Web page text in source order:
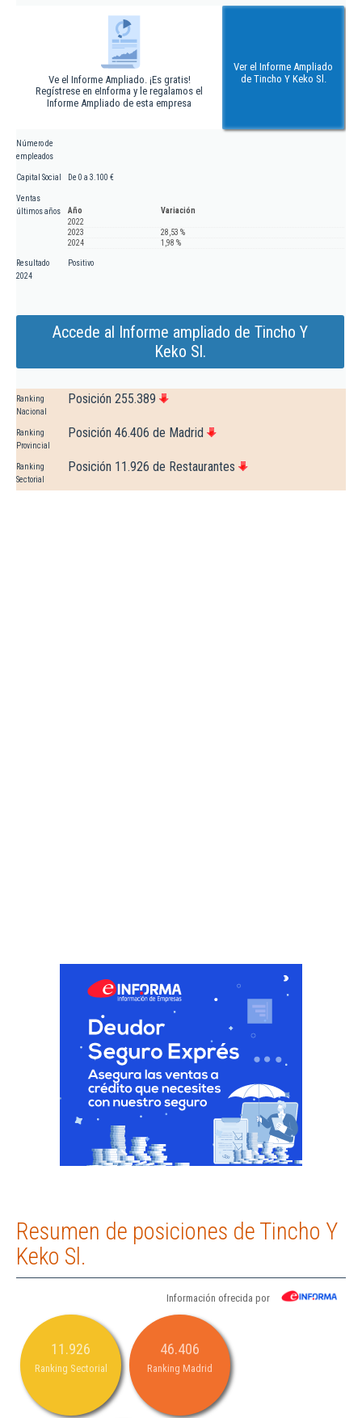
Ve el Informe Ampliado. ¡Es gratis!
Regístrese en eInforma y le regalamos el
Informe Ampliado de esta empresa
Ver el Informe Ampliado
de Tincho Y Keko Sl.
Número de
empleados
Capital Social De 0 a 3.100 €
Ventas
últimos años
Año
Variación
2022
2023
28,53 %
2024
1,98 %
Resultado
2024
Positivo
Accede al Informe ampliado de Tincho Y
Keko Sl.
Ranking
Nacional
Posición 255.389
Ranking
Provincial
Posición 46.406 de Madrid
Ranking
Sectorial
Posición 11.926 de Restaurantes
Resumen de posiciones de Tincho Y
Keko Sl.
Información ofrecida por
11.926
Ranking Sectorial
46.406
Ranking Madrid